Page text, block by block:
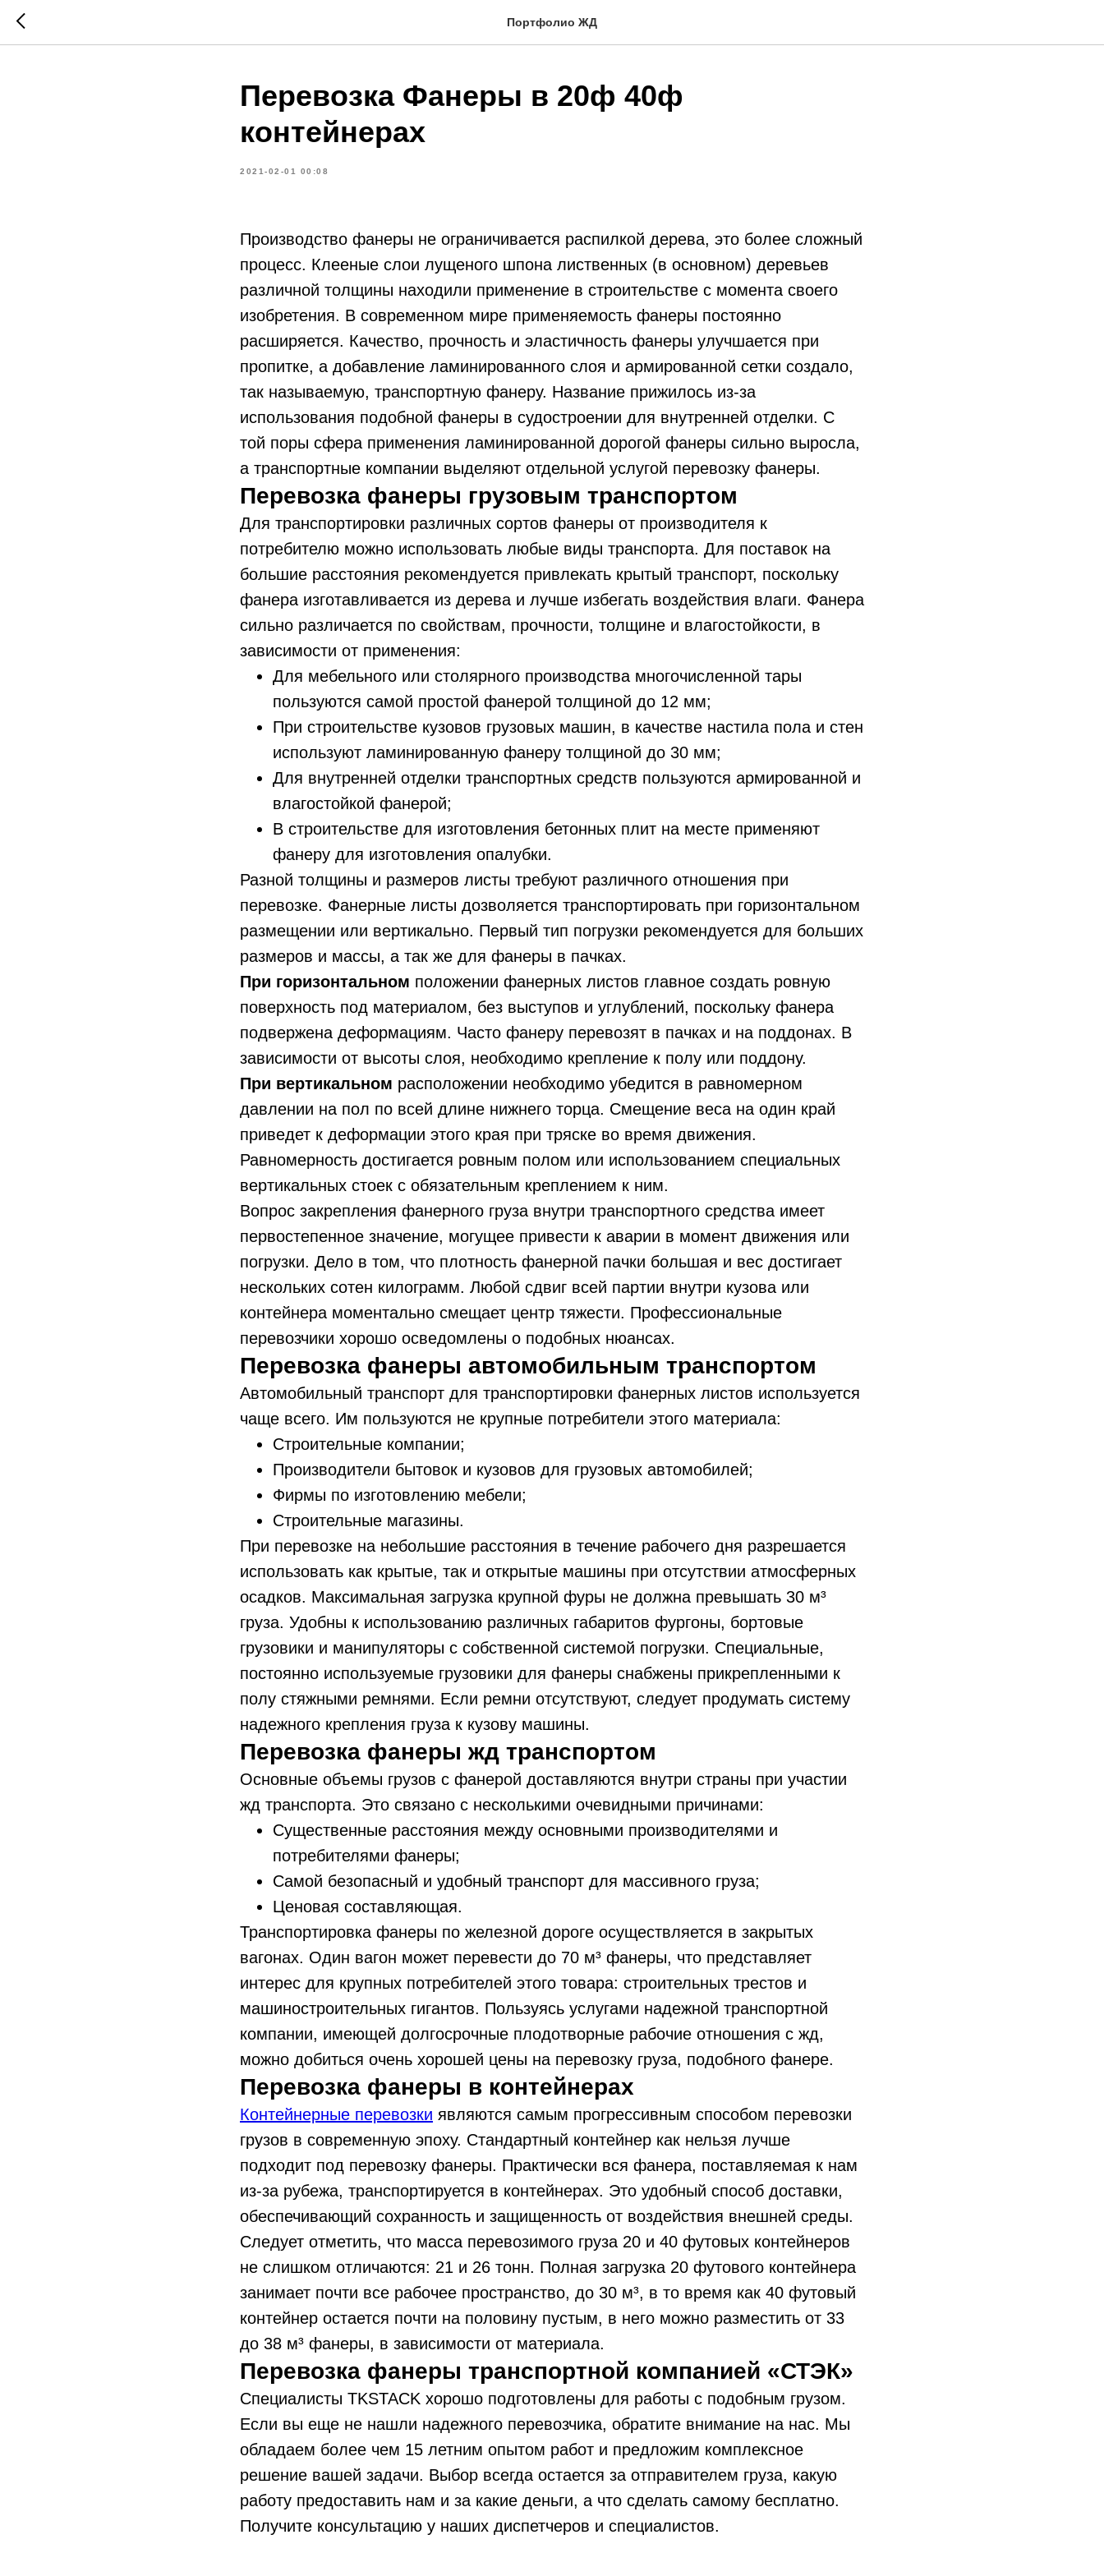
Портфолио ЖД
Перевозка Фанеры в 20ф 40ф
контейнерах
2021-02-01 00:08
Производство фанеры не ограничивается распилкой дерева, это более сложный
процесс. Клееные слои лущеного шпона лиственных (в основном) деревьев
различной толщины находили применение в строительстве с момента своего
изобретения. В современном мире применяемость фанеры постоянно
расширяется. Качество, прочность и эластичность фанеры улучшается при
пропитке, а добавление ламинированного слоя и армированной сетки создало,
так называемую, транспортную фанеру. Название прижилось из-за
использования подобной фанеры в судостроении для внутренней отделки. С
той поры сфера применения ламинированной дорогой фанеры сильно выросла,
а транспортные компании выделяют отдельной услугой перевозку фанеры.
Перевозка фанеры грузовым транспортом
Для транспортировки различных сортов фанеры от производителя к
потребителю можно использовать любые виды транспорта. Для поставок на
большие расстояния рекомендуется привлекать крытый транспорт, поскольку
фанера изготавливается из дерева и лучше избегать воздействия влаги. Фанера
сильно различается по свойствам, прочности, толщине и влагостойкости, в
зависимости от применения:
Для мебельного или столярного производства многочисленной тары
пользуются самой простой фанерой толщиной до 12 мм;
При строительстве кузовов грузовых машин, в качестве настила пола и стен
используют ламинированную фанеру толщиной до 30 мм;
Для внутренней отделки транспортных средств пользуются армированной и
влагостойкой фанерой;
В строительстве для изготовления бетонных плит на месте применяют
фанеру для изготовления опалубки.
Разной толщины и размеров листы требуют различного отношения при
перевозке. Фанерные листы дозволяется транспортировать при горизонтальном
размещении или вертикально. Первый тип погрузки рекомендуется для больших
размеров и массы, а так же для фанеры в пачках.
При горизонтальном положении фанерных листов главное создать ровную
поверхность под материалом, без выступов и углублений, поскольку фанера
подвержена деформациям. Часто фанеру перевозят в пачках и на поддонах. В
зависимости от высоты слоя, необходимо крепление к полу или поддону.
При вертикальном расположении необходимо убедится в равномерном
давлении на пол по всей длине нижнего торца. Смещение веса на один край
приведет к деформации этого края при тряске во время движения.
Равномерность достигается ровным полом или использованием специальных
вертикальных стоек с обязательным креплением к ним.
Вопрос закрепления фанерного груза внутри транспортного средства имеет
первостепенное значение, могущее привести к аварии в момент движения или
погрузки. Дело в том, что плотность фанерной пачки большая и вес достигает
нескольких сотен килограмм. Любой сдвиг всей партии внутри кузова или
контейнера моментально смещает центр тяжести. Профессиональные
перевозчики хорошо осведомлены о подобных нюансах.
Перевозка фанеры автомобильным транспортом
Автомобильный транспорт для транспортировки фанерных листов используется
чаще всего. Им пользуются не крупные потребители этого материала:
Строительные компании;
Производители бытовок и кузовов для грузовых автомобилей;
Фирмы по изготовлению мебели;
Строительные магазины.
При перевозке на небольшие расстояния в течение рабочего дня разрешается
использовать как крытые, так и открытые машины при отсутствии атмосферных
осадков. Максимальная загрузка крупной фуры не должна превышать 30 м³
груза. Удобны к использованию различных габаритов фургоны, бортовые
грузовики и манипуляторы с собственной системой погрузки. Специальные,
постоянно используемые грузовики для фанеры снабжены прикрепленными к
полу стяжными ремнями. Если ремни отсутствуют, следует продумать систему
надежного крепления груза к кузову машины.
Перевозка фанеры жд транспортом
Основные объемы грузов с фанерой доставляются внутри страны при участии
жд транспорта. Это связано с несколькими очевидными причинами:
Существенные расстояния между основными производителями и
потребителями фанеры;
Самой безопасный и удобный транспорт для массивного груза;
Ценовая составляющая.
Транспортировка фанеры по железной дороге осуществляется в закрытых
вагонах. Один вагон может перевести до 70 м³ фанеры, что представляет
интерес для крупных потребителей этого товара: строительных трестов и
машиностроительных гигантов. Пользуясь услугами надежной транспортной
компании, имеющей долгосрочные плодотворные рабочие отношения с жд,
можно добиться очень хорошей цены на перевозку груза, подобного фанере.
Перевозка фанеры в контейнерах
Контейнерные перевозки являются самым прогрессивным способом перевозки
грузов в современную эпоху. Стандартный контейнер как нельзя лучше
подходит под перевозку фанеры. Практически вся фанера, поставляемая к нам
из-за рубежа, транспортируется в контейнерах. Это удобный способ доставки,
обеспечивающий сохранность и защищенность от воздействия внешней среды.
Следует отметить, что масса перевозимого груза 20 и 40 футовых контейнеров
не слишком отличаются: 21 и 26 тонн. Полная загрузка 20 футового контейнера
занимает почти все рабочее пространство, до 30 м³, в то время как 40 футовый
контейнер остается почти на половину пустым, в него можно разместить от 33
до 38 м³ фанеры, в зависимости от материала.
Перевозка фанеры транспортной компанией «СТЭК»
Специалисты TKSTACK хорошо подготовлены для работы с подобным грузом.
Если вы еще не нашли надежного перевозчика, обратите внимание на нас. Мы
обладаем более чем 15 летним опытом работ и предложим комплексное
решение вашей задачи. Выбор всегда остается за отправителем груза, какую
работу предоставить нам и за какие деньги, а что сделать самому бесплатно.
Получите консультацию у наших диспетчеров и специалистов.